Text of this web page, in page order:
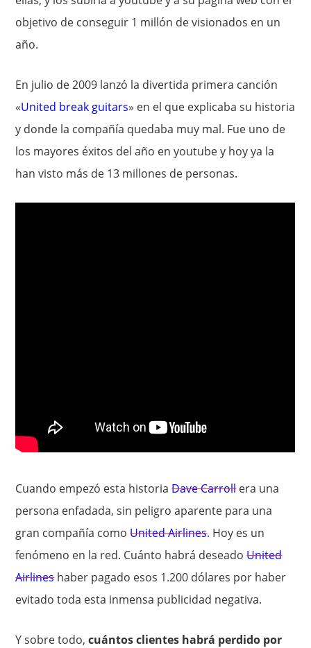
objetivo de conseguir 1 millón de visionados en un
año.
En julio de 2009 lanzó la divertida primera canción
«United break guitars» en el que explicaba su historia
y donde la compañía quedaba muy mal. Fue uno de
los mayores éxitos del año en youtube y hoy ya la
han visto más de 13 millones de personas.
Cuando empezó esta historiaDave Carrollera una
persona enfadada, sin peligro aparente para una
gran compañía comoUnited Airlines. Hoy es un
fenómeno en la red. Cuánto habrá deseadoUnited
Airlineshaber pagado esos 1.200 dólares por haber
evitado toda esta inmensa publicidad negativa.
Y sobre todo,cuántos clientes habrá perdido por